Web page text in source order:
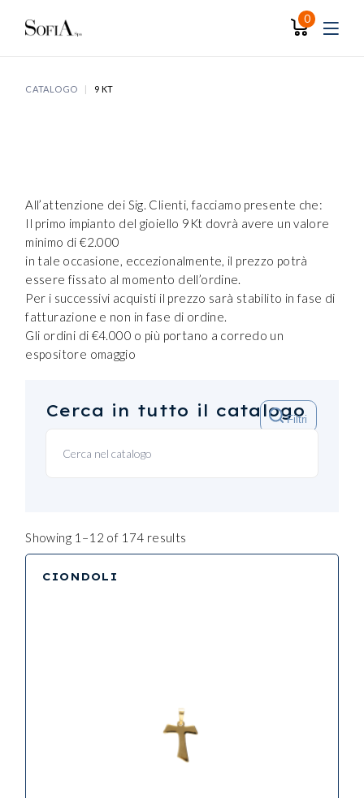
0
CATALOGO 9 KT
All’attenzione dei Sig. Clienti, facciamo presente che:
Il primo impianto del gioiello 9Kt dovrà avere un valore
minimo di €2.000
in tale occasione, eccezionalmente, il prezzo potrà
essere fissato al momento dell’ordine.
Per i successivi acquisti il prezzo sarà stabilito in fase di
fatturazione e non in fase di ordine.
Gli ordini di €4.000 o più portano a corredo un
espositore omaggio
Cerca in tutto il catalogo
Filtri
Showing 1–12 of 174 results
CIONDOLI